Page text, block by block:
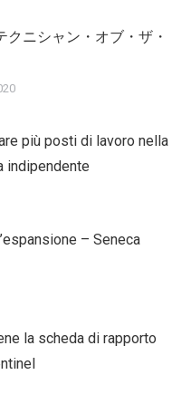
クニシャン・オブ・ザ・
più posti di lavoro nella
indipendente
– Seneca
la scheda di rapporto